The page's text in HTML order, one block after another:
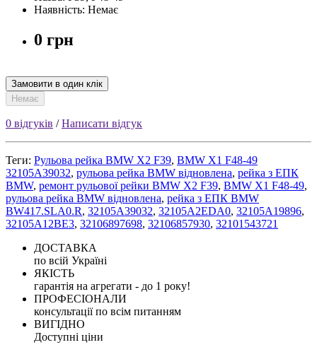
Наявність: Немає
0 грн
Замовити в один клік
Немає
0 відгуків /Написати відгук
Теги: Рульова рейка BMW X2 F39, BMW X1 F48-49
32105A39032, рульова рейка BMW відновлена, рейка з ЕПК
BMW, ремонт рульової рейки BMW X2 F39, BMW X1 F48-49,
рульова рейка BMW відновлена, рейка з ЕПК BMW
BW417.SLA0.R, 32105A39032, 32105A2EDA0, 32105A19896,
32105A12BE3, 32106897698, 32106857930, 32101543721
ДОСТАВКА
по всій Україні
ЯКІСТЬ
гарантія на агрегати - до 1 року!
ПРОФЕСІОНАЛИ
консультації по всім питанням
ВИГІДНО
Доступні ціни